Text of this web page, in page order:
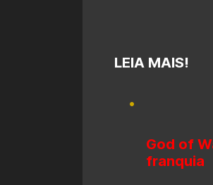
LEIA MAIS!
God of
franquia